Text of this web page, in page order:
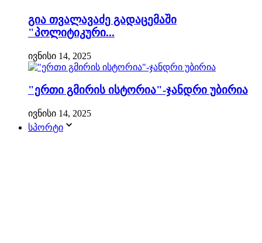
გია თვალავაძე გადაცემაში
"პოლიტიკური...
ივნისი 14, 2025
"ერთი გმირის ისტორია"-ჯანდრი უბირია
ივნისი 14, 2025
სპორტი